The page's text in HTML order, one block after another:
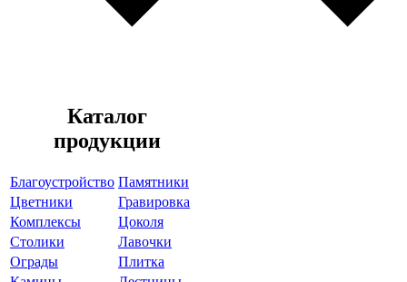
Каталог
продукции
Благоустройство Памятники
Цветники
Гравировка
Комплексы
Цоколя
Столики
Лавочки
Ограды
Плитка